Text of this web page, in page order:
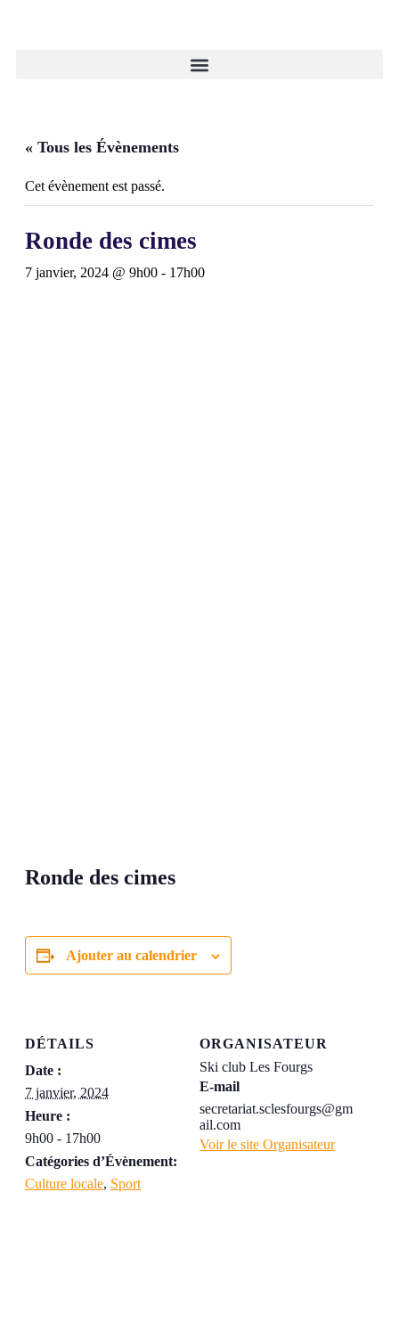
« Tous les Évènements
Cet évènement est passé.
Ronde des cimes
7 janvier, 2024 @ 9h00 - 17h00
Ronde des cimes
Ajouter au calendrier
DÉTAILS
Date :
7 janvier, 2024
Heure :
9h00 - 17h00
Catégories d’Évènement:
Culture locale, Sport
ORGANISATEUR
Ski club Les Fourgs
E-mail
secretariat.sclesfourgs@gm
ail.com
Voir le site Organisateur